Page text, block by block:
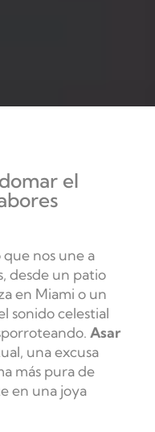
el
que nos une a
desde un patio
en Miami o un
sonido celestial
Asar
una excusa
más pura de
en una joya